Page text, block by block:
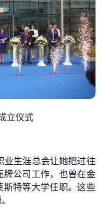
立仪式
业生涯总会让她把过往
公司工作，也曾在金
特等大学任职。这些